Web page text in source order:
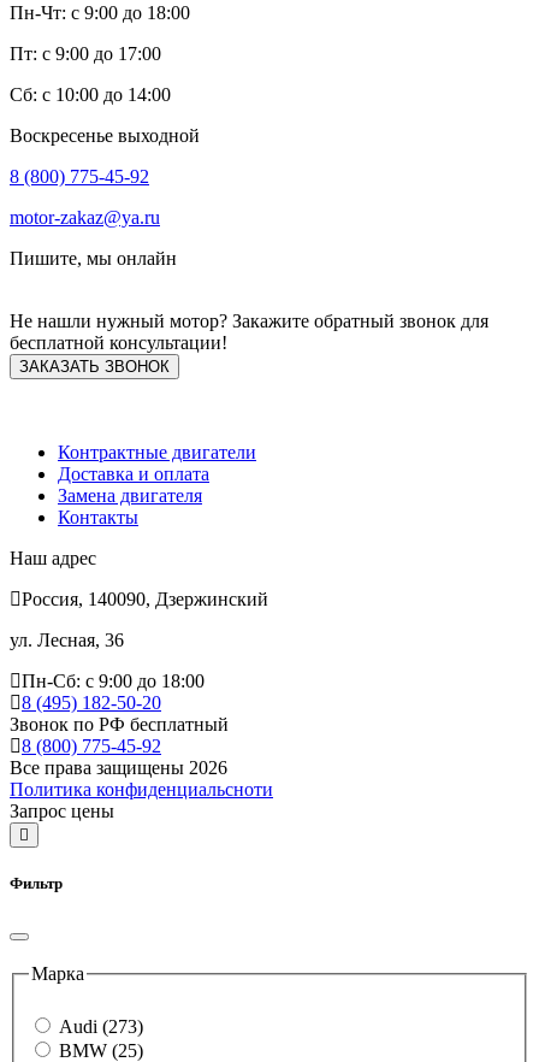
Пн-Чт: с 9:00 до 18:00
Пт: с 9:00 до 17:00
Сб: с 10:00 до 14:00
Воскресенье выходной
8 (800) 775-45-92
motor-zakaz@ya.ru
Пишите, мы онлайн
Не нашли нужный мотор? Закажите обратный звонок для
бесплатной консультации!
ЗАКАЗАТЬ ЗВОНОК
Контрактные двигатели
Доставка и оплата
Замена двигателя
Контакты
Наш адрес
Россия, 140090, Дзержинский
ул. Лесная, 36
Пн-Сб: с 9:00 до 18:00
8 (495) 182-50-20
Звонок по РФ бесплатный
8 (800) 775-45-92
Все права защищены 2026
Политика конфиденциальсноти
Запрос цены
Фильтр
Марка
Audi (273)
BMW (25)